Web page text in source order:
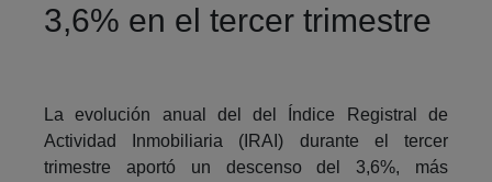
3,6% en el tercer trimestre
La evolución anual del del Índice Registral de
Actividad Inmobiliaria (IRAI) durante el tercer
trimestre aportó un descenso del 3,6%, más